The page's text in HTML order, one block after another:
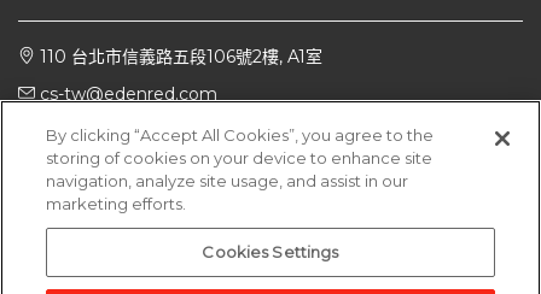
110 台北市信義路五段106號2樓, A1室
cs-tw@edenred.com
週一～週五 10:00至18:00
版權所有 ©新加坡商宜睿智慧股份有限公司台灣分公司
By clicking “Accept All Cookies”, you agree to the
storing of cookies on your device to enhance site
navigation, analyze site usage, and assist in our
marketing efforts.
Cookies Settings